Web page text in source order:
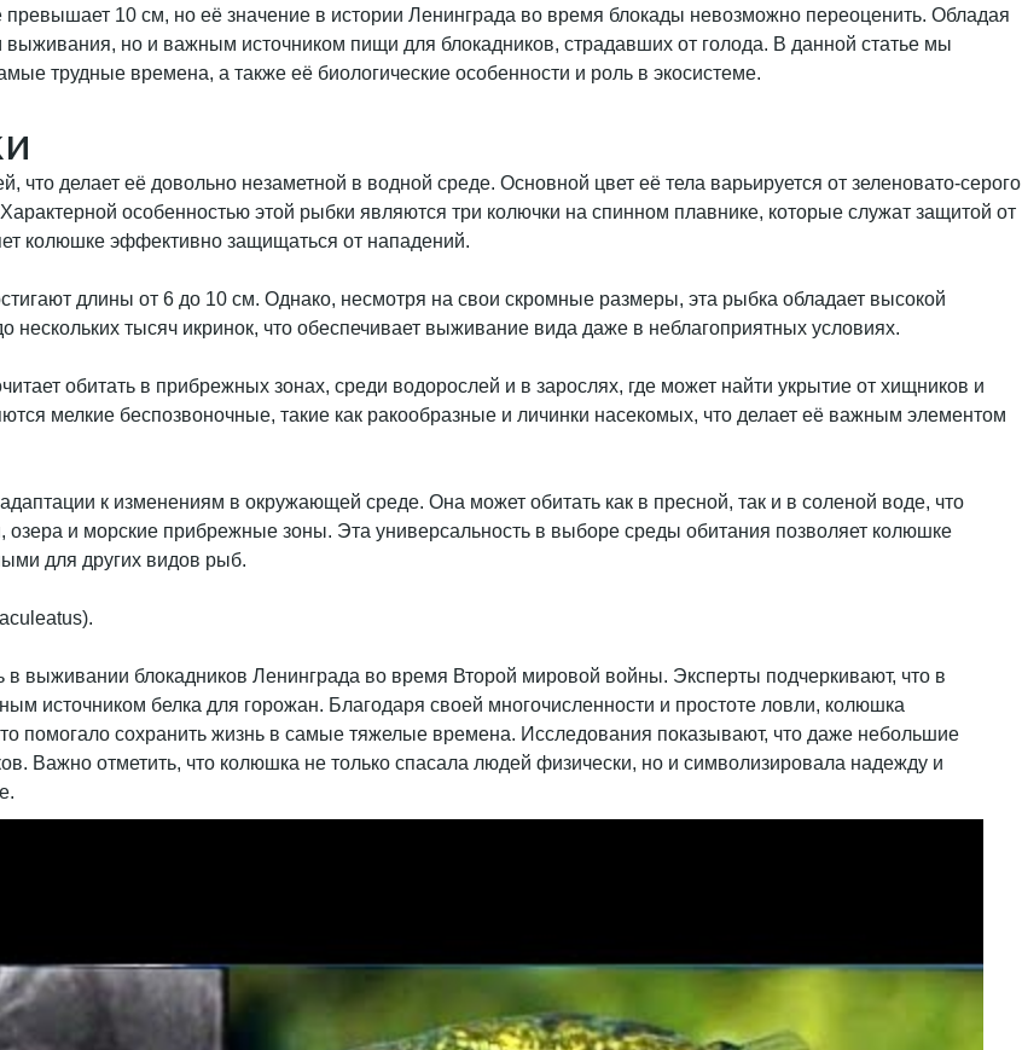
10 см, но её значение в истории Ленинграда во время блокады невозможно переоценить. Обладая
но и важным источником пищи для блокадников, страдавших от голода. В данной статье мы
трудные времена, а также её биологические особенности и роль в экосистеме.
делает её довольно незаметной в водной среде. Основной цвет её тела варьируется от зеленовато-серого
особенностью этой рыбки являются три колючки на спинном плавнике, которые служат защитой от
колюшке эффективно защищаться от нападений.
длины от 6 до 10 см. Однако, несмотря на свои скромные размеры, эта рыбка обладает высокой
тысяч икринок, что обеспечивает выживание вида даже в неблагоприятных условиях.
обитать в прибрежных зонах, среди водорослей и в зарослях, где может найти укрытие от хищников и
мелкие беспозвоночные, такие как ракообразные и личинки насекомых, что делает её важным элементом
к изменениям в окружающей среде. Она может обитать как в пресной, так и в соленой воде, что
озера и морские прибрежные зоны. Эта универсальность в выборе среды обитания позволяет колюшке
для других видов рыб.
выживании блокадников Ленинграда во время Второй мировой войны. Эксперты подчеркивают, что в
источником белка для горожан. Благодаря своей многочисленности и простоте ловли, колюшка
помогало сохранить жизнь в самые тяжелые времена. Исследования показывают, что даже небольшие
Важно отметить, что колюшка не только спасала людей физически, но и символизировала надежду и